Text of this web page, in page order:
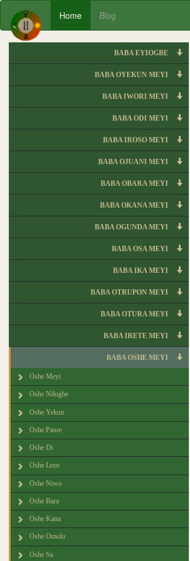
Home Blog
BABA EYIOGBE
BABA OYEKUN MEYI
BABA IWORI MEYI
BABA ODI MEYI
BABA IROSO MEYI
BABA OJUANI MEYI
BABA OBARA MEYI
BABA OKANA MEYI
BABA OGUNDA MEYI
BABA OSA MEYI
BABA IKA MEYI
BABA OTRUPON MEYI
BABA OTURA MEYI
BABA IRETE MEYI
BABA OSHE MEYI
Oshe Meyi
Oshe Nilogbe
Oshe Yekun
Oshe Paure
Oshe Di
Oshe Lezo
Oshe Niwo
Oshe Bara
Oshe Kana
Oshe Omolu
Oshe Sa